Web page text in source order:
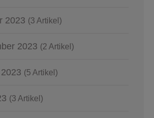
2023 (3 Artikel)
2023 (2 Artikel)
(5 Artikel)
(3 Artikel)